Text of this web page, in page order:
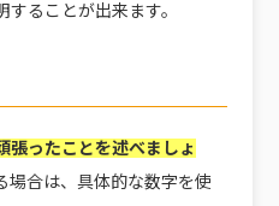
ることが出来ます。
張ったことを述べましょ
場合は、具体的な数字を使